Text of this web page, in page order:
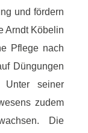
und fördern
Arndt Köbelin
Pflege nach
Düngungen
Unter seiner
zudem
Die